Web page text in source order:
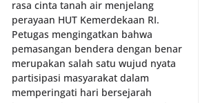
rasa cinta tanah air menjelang
perayaan HUT Kemerdekaan RI.
Petugas mengingatkan bahwa
pemasangan bendera dengan benar
merupakan salah satu wujud nyata
partisipasi masyarakat dalam
memperingati hari bersejarah